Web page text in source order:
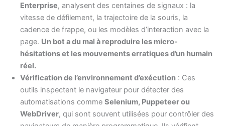
Enterprise, analysent des centaines de signaux : la
vitesse de défilement, la trajectoire de la souris, la
cadence de frappe, ou les modèles d’interaction avec la
page. Un bot a du mal à reproduire les micro-
hésitations et les mouvements erratiques d’un humain
réel.
Vérification de l’environnement d’exécution : Ces
outils inspectent le navigateur pour détecter des
automatisations comme Selenium, Puppeteer ou
WebDriver, qui sont souvent utilisées pour contrôler des